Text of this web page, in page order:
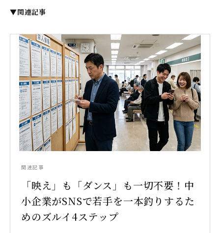
▼関連記事
関連記事
「映え」も「ダンス」も一切不要！中
小企業がSNSで若手を一本釣りするた
めのズルイ4ステップ